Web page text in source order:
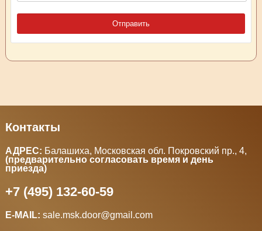
Контакты
АДРЕС: Балашиха, Московская обл. Покровский пр., 4,
(предварительно согласовать время и день
приезда)
+7 (495) 132-60-59
E-MAIL: sale.msk.door@gmail.com